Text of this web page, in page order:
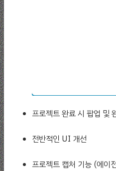
프로젝트 완료 시 팝업 및
전반적인 UI 개선
프로젝트 캡처 기능 (에이